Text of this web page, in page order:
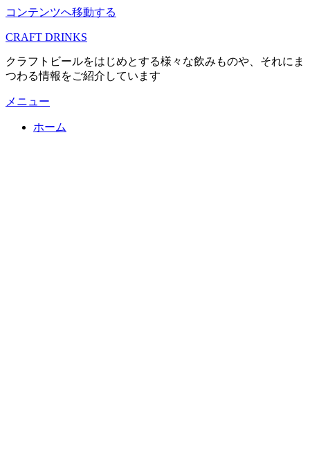
コンテンツへ移動する
CRAFT DRINKS
クラフトビールをはじめとする様々な飲みものや、それにま
つわる情報をご紹介しています
メニュー
ホーム